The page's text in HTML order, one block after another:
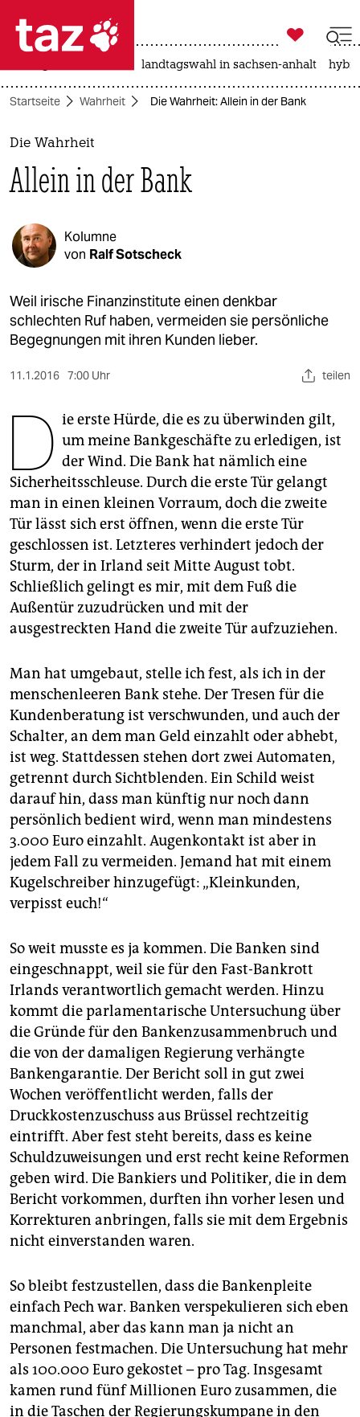
 taz zahl ich
taz zahl ich
themen
politik
öko
gesellschaft
kultur
sport
wahrheit
verlag
verlag
veranstaltungen
shop
fragen & hilfe
unterstützen
genossenschaft
epaper login

taz zahl ich
landtagswahl in sachsen-anhalt
Startseite Wahrheit Die Wahrheit: Allein in der Bank
Die Wahrheit
Allein in der Bank
Kolumne
von Ralf Sotscheck
Weil irische Finanzinstitute einen denkbar
schlechten Ruf haben, vermeiden sie persönliche
Begegnungen mit ihren Kunden lieber.
11.1.2016 7:00 Uhr teilen
D ie erste Hürde, die es zu überwinden gilt,
um meine Bankgeschäfte zu erledigen, ist
der Wind. Die Bank hat nämlich eine
Sicherheitsschleuse. Durch die erste Tür gelangt
man in einen kleinen Vorraum, doch die zweite
Tür lässt sich erst öffnen, wenn die erste Tür
geschlossen ist. Letzteres verhindert jedoch der
Sturm, der in Irland seit Mitte August tobt.
Schließlich gelingt es mir, mit dem Fuß die
Außentür zuzudrücken und mit der
ausgestreckten Hand die zweite Tür aufzuziehen.
Man hat umgebaut, stelle ich fest, als ich in der
menschenleeren Bank stehe. Der Tresen für die
Kundenberatung ist verschwunden, und auch der
Schalter, an dem man Geld einzahlt oder abhebt,
ist weg. Stattdessen stehen dort zwei Automaten,
getrennt durch Sichtblenden. Ein Schild weist
darauf hin, dass man künftig nur noch dann
persönlich bedient wird, wenn man mindestens
3.000 Euro einzahlt. Augenkontakt ist aber in
jedem Fall zu vermeiden. Jemand hat mit einem
Kugelschreiber hinzugefügt: „Kleinkunden,
verpisst euch!“
So weit musste es ja kommen. Die Banken sind
eingeschnappt, weil sie für den Fast-Bankrott
Irlands verantwortlich gemacht werden. Hinzu
kommt die parlamentarische Untersuchung über
die Gründe für den Bankenzusammenbruch und
die von der damaligen Regierung verhängte
Bankengarantie. Der Bericht soll in gut zwei
Wochen veröffentlicht werden, falls der
Druckkostenzuschuss aus Brüssel rechtzeitig
eintrifft. Aber fest steht bereits, dass es keine
Schuldzuweisungen und erst recht keine Reformen
geben wird. Die Bankiers und Politiker, die in dem
Bericht vorkommen, durften ihn vorher lesen und
Korrekturen anbringen, falls sie mit dem Ergebnis
nicht einverstanden waren.
So bleibt festzustellen, dass die Bankenpleite
einfach Pech war. Banken verspekulieren sich eben
manchmal, aber das kann man ja nicht an
Personen festmachen. Die Untersuchung hat mehr
als 100.000 Euro gekostet – pro Tag. Insgesamt
kamen rund fünf Millionen Euro zusammen, die
in die Taschen der Regierungskumpane in den